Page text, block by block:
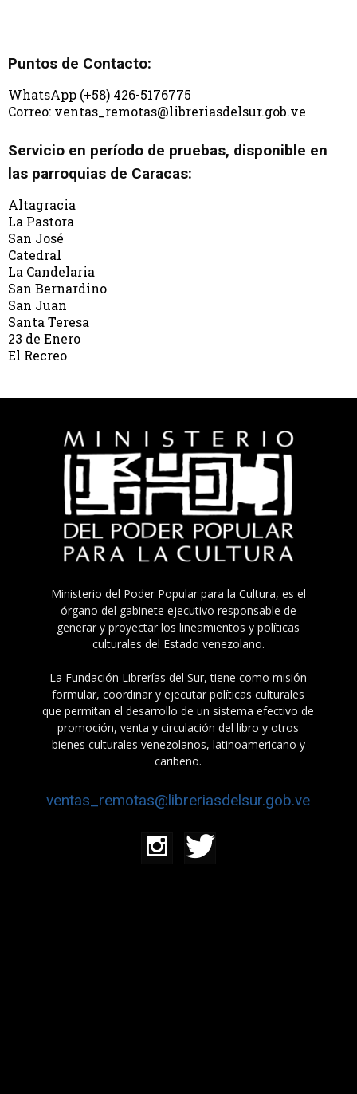
Puntos de Contacto:
WhatsApp (+58) 426-5176775
Correo: ventas_remotas@libreriasdelsur.gob.ve
Servicio en período de pruebas, disponible en
las parroquias de Caracas:
Altagracia
La Pastora
San José
Catedral
La Candelaria
San Bernardino
San Juan
Santa Teresa
23 de Enero
El Recreo
Ministerio del Poder Popular para la Cultura, es el
órgano del gabinete ejecutivo responsable de
generar y proyectar los lineamientos y políticas
culturales del Estado venezolano.
La Fundación Librerías del Sur, tiene como misión
formular, coordinar y ejecutar políticas culturales
que permitan el desarrollo de un sistema efectivo de
promoción, venta y circulación del libro y otros
bienes culturales venezolanos, latinoamericano y
caribeño.
ventas_remotas@libreriasdelsur.gob.ve